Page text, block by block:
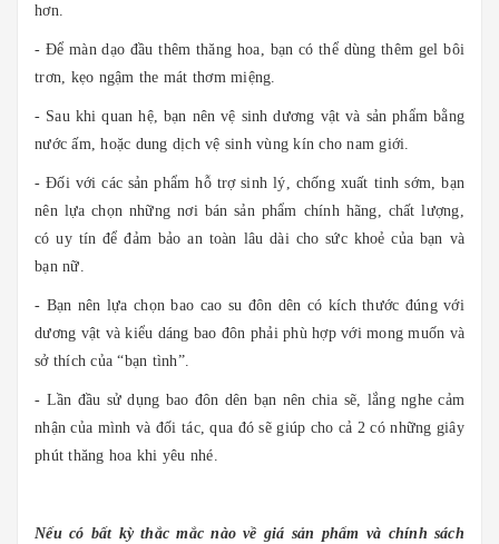
hơn.
- Để màn dạo đầu thêm thăng hoa, bạn có thể dùng thêm gel bôi
trơn, kẹo ngậm the mát thơm miệng.
- Sau khi quan hệ, bạn nên vệ sinh dương vật và sản phẩm bằng
nước ấm, hoặc dung dịch vệ sinh vùng kín cho nam giới.
- Đối với các sản phẩm hỗ trợ sinh lý, chống xuất tinh sớm, bạn
nên lựa chọn những nơi bán sản phẩm chính hãng, chất lượng,
có uy tín để đảm bảo an toàn lâu dài cho sức khoẻ của bạn và
bạn nữ.
- Bạn nên lựa chọn bao cao su đôn dên có kích thước đúng với
dương vật và kiểu dáng bao đôn phải phù hợp với mong muốn và
sở thích của “bạn tình”.
- Lần đầu sử dụng bao đôn dên bạn nên chia sẽ, lắng nghe cảm
nhận của mình và đối tác, qua đó sẽ giúp cho cả 2 có những giây
phút thăng hoa khi yêu nhé.
Nếu có bất kỳ thắc mắc nào về giá sản phẩm và chính sách